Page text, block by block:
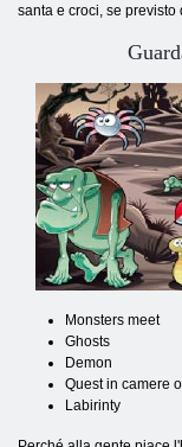
santa e croci, se previsto
Monsters meet
Ghosts
Demon
Quest in camere
Labirinty